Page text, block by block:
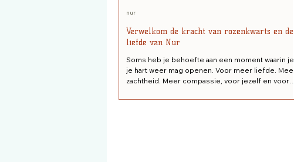
Verwelkom de kracht van rozenkwarts en de
liefde van Nur
Soms heb je behoefte aan een moment waarin je
je hart weer mag openen. Voor meer liefde. Meer
zachtheid. Meer compassie, voor jezelf en voor
kan je daarbij ondersteunen. Deze bijzondere
nur